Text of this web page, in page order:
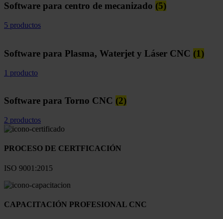
Software para centro de mecanizado (5)
5 productos
Software para Plasma, Waterjet y Láser CNC (1)
1 producto
Software para Torno CNC (2)
2 productos
PROCESO DE CERTFICACIÓN
ISO 9001:2015
CAPACITACIÓN PROFESIONAL CNC